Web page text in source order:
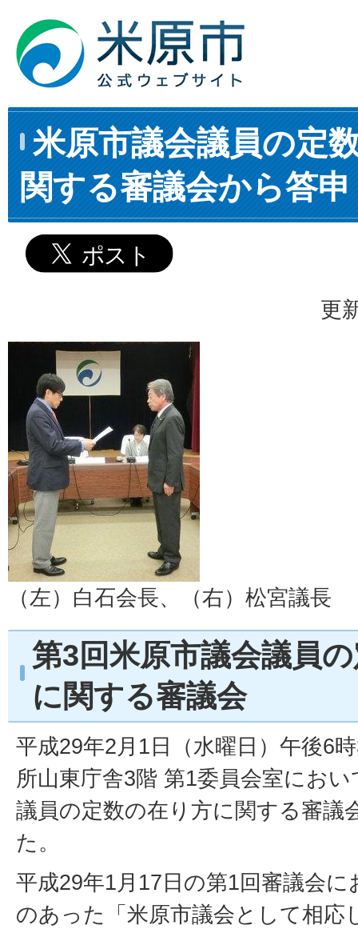
米原市議会議員の定
関する審議会から答申
更
（左）白石会長、（右）松宮議長
第3回米原市議会議員
に関する審議会
平成29年2月1日（水曜日）午後6
所山東庁舎3階 第1委員会室にお
議員の定数の在り方に関する審議
た。
平成29年1月17日の第1回審議会
のあった「米原市議会として相応